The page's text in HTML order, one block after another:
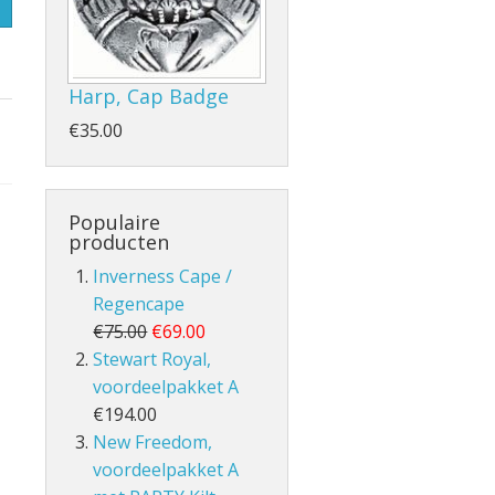
en Volle Kilt
Harp, Cap Badge
€35.00
Populaire
producten
Inverness Cape /
Regencape
€75.00 €69.00
Stewart Royal,
voordeelpakket A
€194.00
New Freedom,
voordeelpakket A